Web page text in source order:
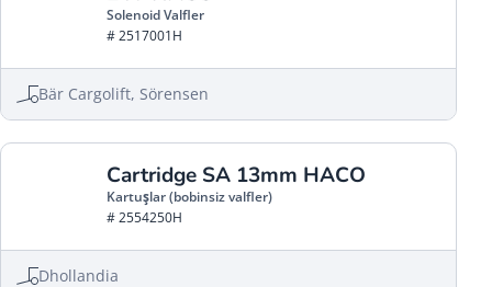
Solenoid Valfler
# 2517001H
Bär Cargolift, Sörensen
Cartridge SA 13mm HACO
Kartuşlar (bobinsiz valfler)
# 2554250H
Dhollandia